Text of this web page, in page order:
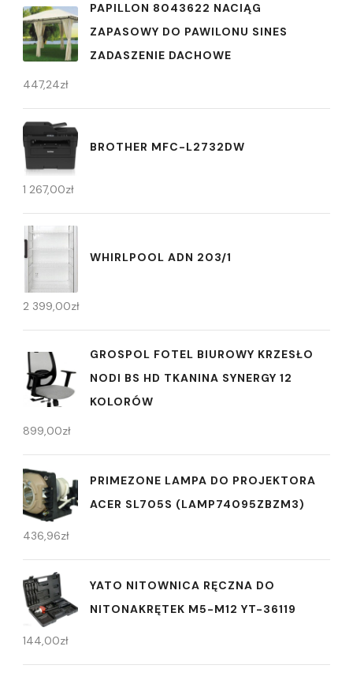
PAPILLON 8043622 NACIĄG
ZAPASOWY DO PAWILONU SINES
ZADASZENIE DACHOWE
447,24zł
BROTHER MFC-L2732DW
1 267,00zł
WHIRLPOOL ADN 203/1
2 399,00zł
GROSPOL FOTEL BIUROWY KRZESŁO
NODI BS HD TKANINA SYNERGY 12
KOLORÓW
899,00zł
PRIMEZONE LAMPA DO PROJEKTORA
ACER SL705S (LAMP74095ZBZM3)
436,96zł
YATO NITOWNICA RĘCZNA DO
NITONAKRĘTEK M5-M12 YT-36119
144,00zł